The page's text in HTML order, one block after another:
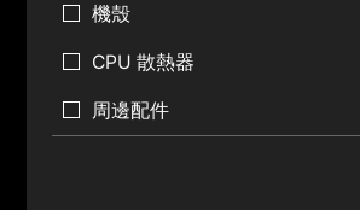
機殼
CPU 散熱器
周邊配件